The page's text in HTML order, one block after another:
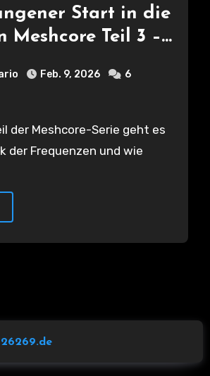
Start in die
Meshcore Teil 3 –
– Physik ist
Feb. 9, 2026
6
der Frequenzen und wie